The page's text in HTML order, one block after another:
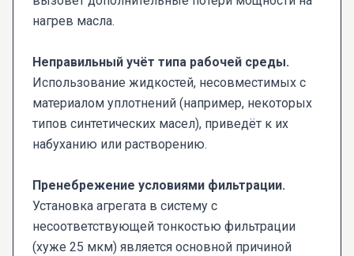
нагрев масла.
Неправильный учёт типа рабочей среды.
Использование жидкостей, несовместимых с
материалом уплотнений (например, некоторых
типов синтетических масел), приведёт к их
набуханию или растворению.
Пренебрежение условиями фильтрации.
Установка агрегата в систему с
несоответствующей тонкостью фильтрации
(хуже 25 мкм) является основной причиной